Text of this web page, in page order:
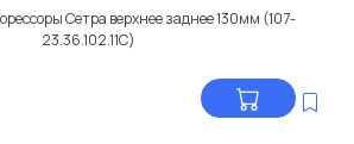
Сетра верхнее заднее 130мм (107-
23.36.102.11C)